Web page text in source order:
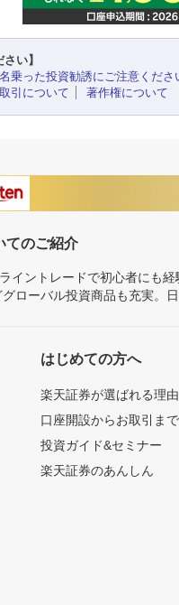
い】
名乗った投資勧誘にご注意くださ
引について
著作権について
てのご紹介
イントレードで初心者にも
ローバル投資商品も充実。
はじめての方へ
楽天証券が選ばれる理由
口座開設からお取引ま
投資ガイド&セミナー
楽天証券のあんしん